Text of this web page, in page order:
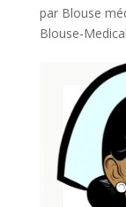
par Blouse
Blouse-